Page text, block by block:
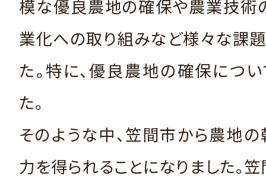
模な優良農地の確保や農業技術
業化への取り組みなど様々な課
た。特に、優良農地の確保につ
た。
そのような中、笠間市から農地
力を得られることになりました。